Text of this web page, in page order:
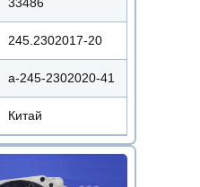
33486
245.2302017-20
а-245-2302020-41
Китай